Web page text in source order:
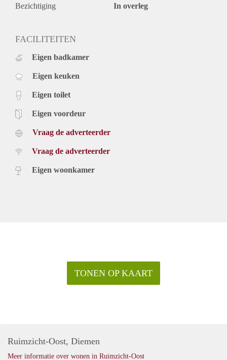
Bezichtiging In overleg
FACILITEITEN
Eigen badkamer
Eigen keuken
Eigen toilet
Eigen voordeur
Vraag de adverteerder
Vraag de adverteerder
Eigen woonkamer
TONEN OP KAART
Ruimzicht-Oost, Diemen
Meer informatie over wonen in Ruimzicht-Oost